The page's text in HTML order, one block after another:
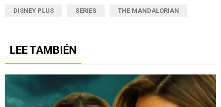
DISNEY PLUS SERIES THE MANDALORIAN
LEE TAMBIÉN